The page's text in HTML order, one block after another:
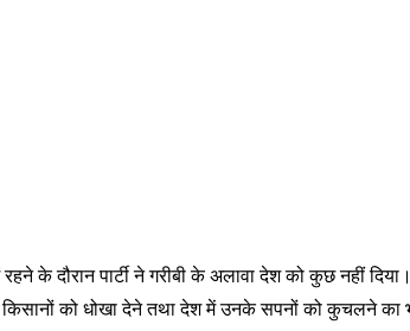
दौरान पार्टी ने गरीबी के अलावा देश को कुछ नहीं दिया।
किसानों को धोखा देने तथा देश में उनके सपनों को कुचलने का